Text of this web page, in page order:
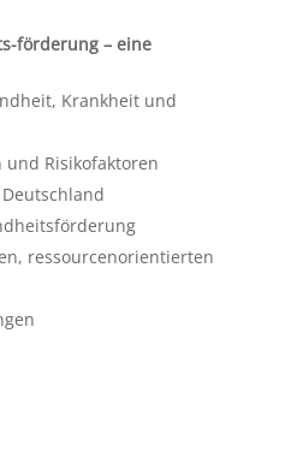
förderung – eine
Krankheit und
Risikofaktoren
ressourcenorientierten